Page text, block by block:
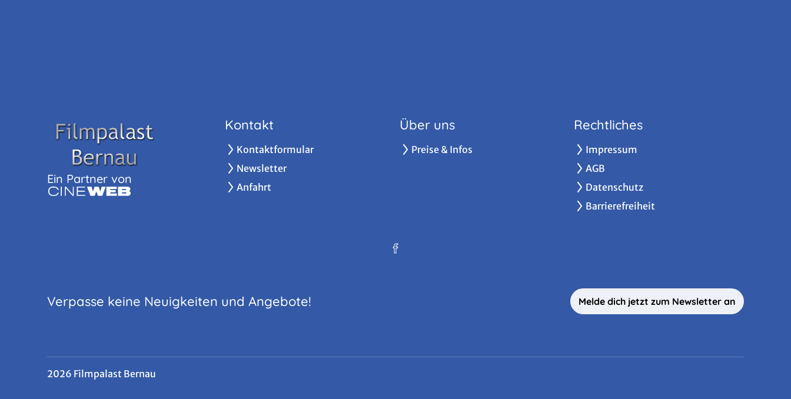
Ein Partner von
Kontakt
Kontaktformular
Newsletter
Anfahrt
Über uns
Preise & Infos
Rechtliches
Impressum
AGB
Datenschutz
Barrierefreiheit
Verpasse keine Neuigkeiten und Angebote! Melde dich jetzt zum Newsletter an
2026 Filmpalast Bernau